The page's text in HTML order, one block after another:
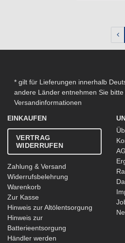
* gilt für Lieferungen innerhalb
andere Länder entnehmen Sie
Versandinformationen
EINKAUFEN
VERTRAG
WIDERRUFEN
Zahlung & Versand
Widerrufsbelehrung
Warenkorb
Zur Kasse
Hinweis zur Altölentsorgung
Hinweis zur
Batterieentsorgung
Händler werden